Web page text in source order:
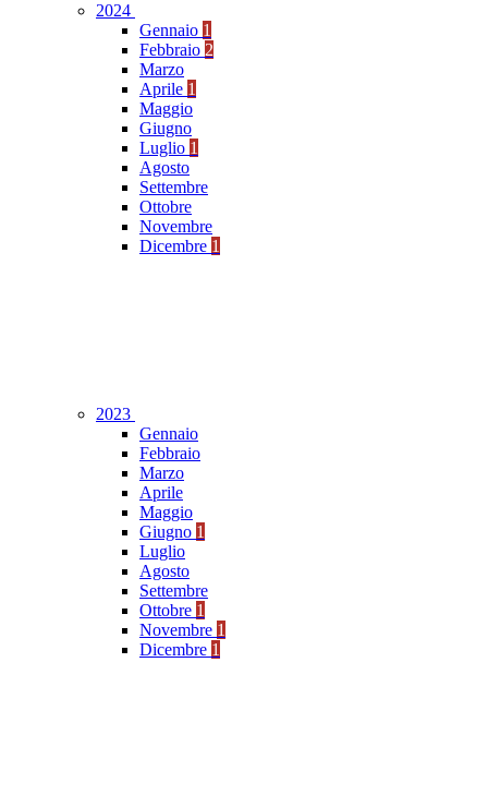
2024
Gennaio 1
Febbraio 2
Marzo
Aprile 1
Maggio
Giugno
Luglio 1
Agosto
Settembre
Ottobre
Novembre
Dicembre 1
2023
Gennaio
Febbraio
Marzo
Aprile
Maggio
Giugno 1
Luglio
Agosto
Settembre
Ottobre 1
Novembre 1
Dicembre 1